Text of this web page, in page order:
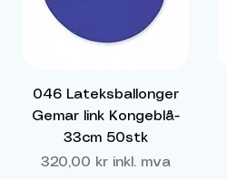
046 Lateksballonger
Gemar link Kongeblå-
33cm 50stk
Pris
320,00 kr inkl. mva